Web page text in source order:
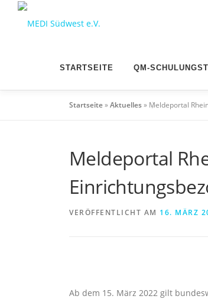
STARTSEITE QM-
Startseite»Aktuelles» Meldeportal
Meldeportal
VERÖFFENTLICHT AM 16. MÄRZ
Ab dem 15. März 2022 gilt